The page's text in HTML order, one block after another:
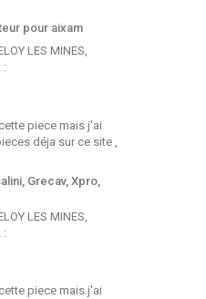
pour aixam
LES MINES,
:
piece mais j'ai
déja sur ce site ,
Grecav, Xpro,
LES MINES,
:
piece mais j'ai